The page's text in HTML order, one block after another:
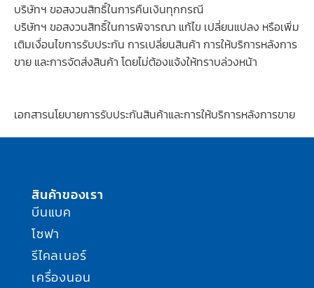
บริษัทฯ ขอสงวนสิทธิ์ในการคืนเงินทุกกรณี
บริษัทฯ ขอสงวนสิทธิ์ในการพิจารณา แก้ไข เปลี่ยนแปลง หรือเพิ่ม
เติมเงื่อนไขการรับประกัน การเปลี่ยนสินค้า การให้บริการหลังการ
ขาย และการจัดส่งสินค้า โดยไม่ต้องแจ้งให้ทราบล่วงหน้า
เอกสารนโยบายการรับประกันสินค้าและการให้บริการหลังการขาย
สินค้าของเรา
บีนแบค
โซฟา
รีไคลเนอร์
เครื่องนอน